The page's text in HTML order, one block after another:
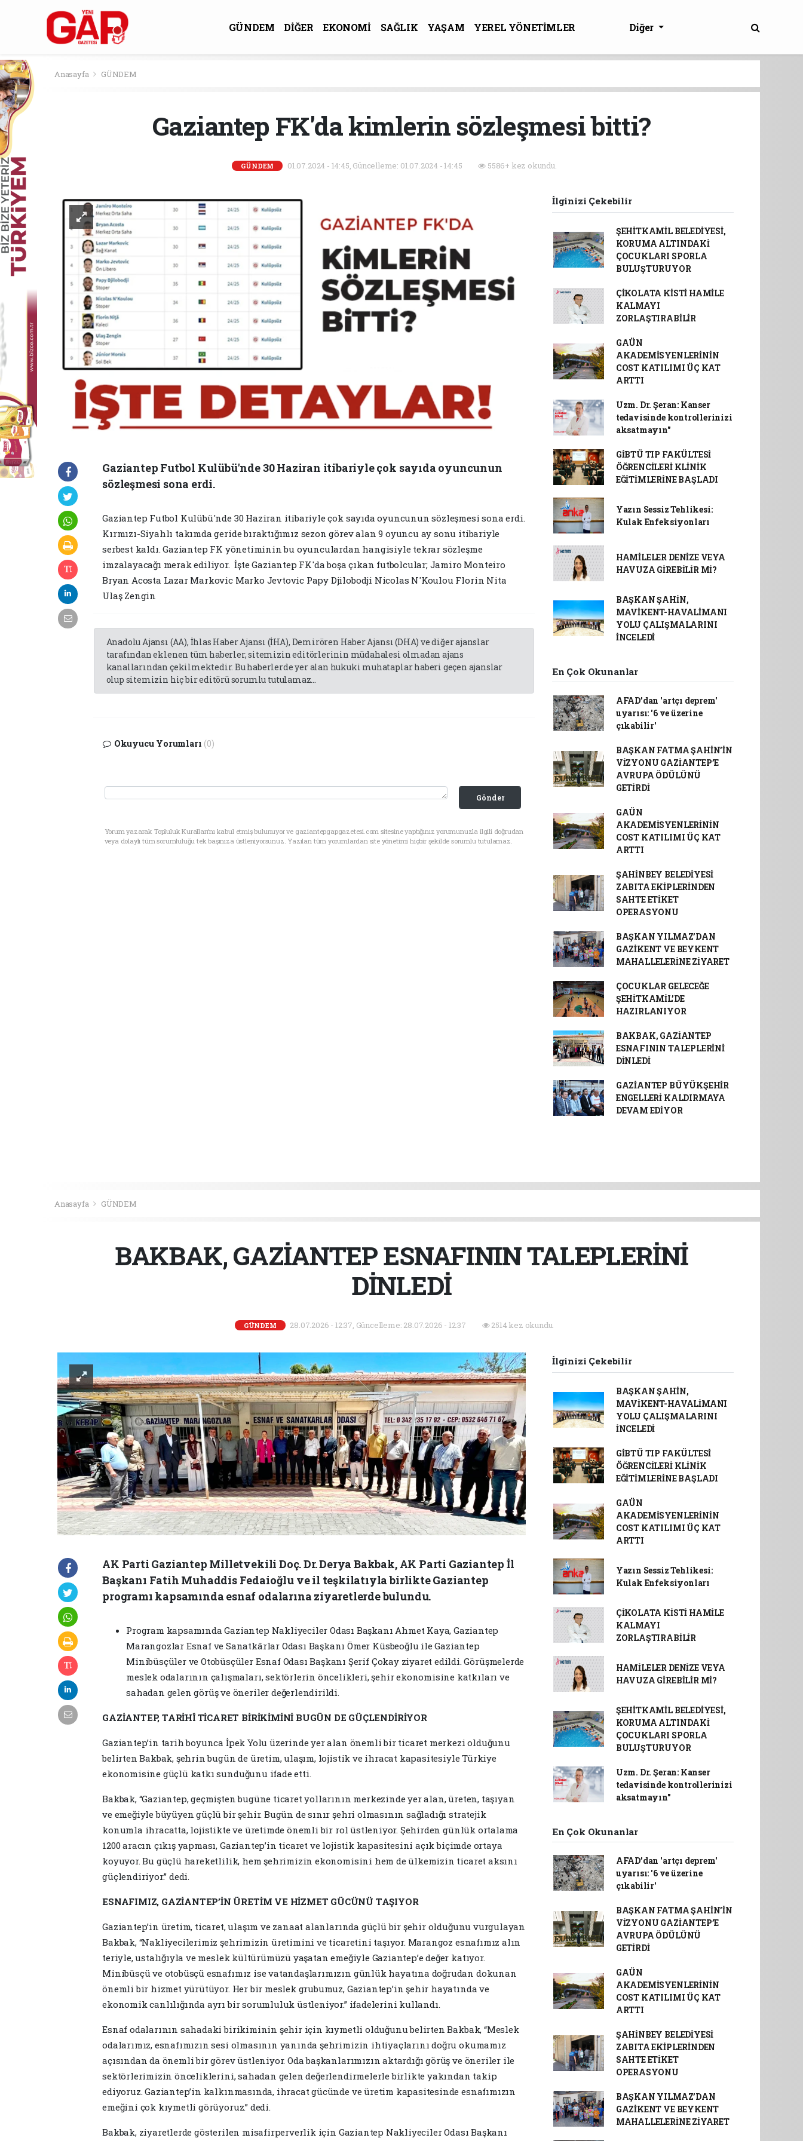
GÜNDEM DİĞER EKONOMİ SAĞLIK YAŞAM
YEREL YÖNETİMLER
Diğer
Anasayfa GÜNDEM
Gaziantep FK'da kimlerin sözleşmesi bitti?
GÜNDEM 01.07.2024 - 14:45, Güncelleme: 01.07.2024 - 14:45 5586+ kez okundu.
Gaziantep Futbol Kulübü'nde 30 Haziran itibariyle çok sayıda oyuncunun
sözleşmesi sona erdi.
Gaziantep Futbol Kulübü'nde 30 Haziran itibariyle çok sayıda oyuncunun sözleşmesi sona erdi.
Kırmızı-Siyahlı takımda geride bıraktığımız sezon görev alan 9 oyuncu ay sonu itibariyle
serbest kaldı. Gaziantep FK yönetiminin bu oyunculardan hangisiyle tekrar sözleşme
imzalayacağı merak ediliyor. İşte Gaziantep FK'da boşa çıkan futbolcular; Jamiro Monteiro
Bryan Acosta Lazar Markovic Marko Jevtovic Papy Djilobodji Nicolas N'Koulou Florin Nita
Ulaş Zengin
Anadolu Ajansı (AA), İhlas Haber Ajansı (İHA), Demirören Haber Ajansı (DHA) ve diğer ajanslar
tarafından eklenen tüm haberler, sitemizin editörlerinin müdahalesi olmadan ajans
kanallarından çekilmektedir. Bu haberlerde yer alan hukuki muhataplar haberi geçen ajanslar
olup sitemizin hiç bir editörü sorumlu tutulamaz...
Okuyucu Yorumları (0)
Gönder
Yorum yazarak Topluluk Kuralları’nı kabul etmiş bulunuyor ve gaziantepgapgazetesi.com sitesine yaptığınız yorumunuzla ilgili doğrudan
veya dolaylı tüm sorumluluğu tek başınıza üstleniyorsunuz. Yazılan tüm yorumlardan site yönetimi hiçbir şekilde sorumlu tutulamaz.
İlginizi Çekebilir
ŞEHİTKAMİL BELEDİYESİ,
KORUMA ALTINDAKİ
ÇOCUKLARI SPORLA
BULUŞTURUYOR
ÇİKOLATA KİSTİ HAMİLE
KALMAYI
ZORLAŞTIRABİLİR
GAÜN
AKADEMİSYENLERİNİN
COST KATILIMI ÜÇ KAT
ARTTI
Uzm. Dr. Şeran: Kanser
tedavisinde kontrollerinizi
aksatmayın"
GİBTÜ TIP FAKÜLTESİ
ÖĞRENCİLERİ KLİNİK
EĞİTİMLERİNE BAŞLADI
Yazın Sessiz Tehlikesi:
Kulak Enfeksiyonları
HAMİLELER DENİZE VEYA
HAVUZA GİREBİLİR Mİ?
BAŞKAN ŞAHİN,
MAVİKENT-HAVALİMANI
YOLU ÇALIŞMALARINI
İNCELEDİ
En Çok Okunanlar
AFAD’dan 'artçı deprem'
uyarısı: '6 ve üzerine
çıkabilir'
BAŞKAN FATMA ŞAHİN’İN
VİZYONU GAZİANTEP’E
AVRUPA ÖDÜLÜNÜ
GETİRDİ
GAÜN
AKADEMİSYENLERİNİN
COST KATILIMI ÜÇ KAT
ARTTI
ŞAHİNBEY BELEDİYESİ
ZABITA EKİPLERİNDEN
SAHTE ETİKET
OPERASYONU
BAŞKAN YILMAZ’DAN
GAZİKENT VE BEYKENT
MAHALLELERİNE ZİYARET
ÇOCUKLAR GELECEĞE
ŞEHİTKAMİL’DE
HAZIRLANIYOR
BAKBAK, GAZİANTEP
ESNAFININ TALEPLERİNİ
DİNLEDİ
GAZİANTEP BÜYÜKŞEHİR
ENGELLERİ KALDIRMAYA
DEVAM EDİYOR
Anasayfa GÜNDEM
BAKBAK, GAZİANTEP ESNAFININ TALEPLERİNİ
DİNLEDİ
GÜNDEM 28.07.2026 - 12:37, Güncelleme: 28.07.2026 - 12:37 2514 kez okundu.
AK Parti Gaziantep Milletvekili Doç. Dr. Derya Bakbak, AK Parti Gaziantep İl
Başkanı Fatih Muhaddis Fedaioğlu ve il teşkilatıyla birlikte Gaziantep
programı kapsamında esnaf odalarına ziyaretlerde bulundu.
Program kapsamında Gaziantep Nakliyeciler Odası Başkanı Ahmet Kaya, Gaziantep
Marangozlar Esnaf ve Sanatkârlar Odası Başkanı Ömer Küsbeoğlu ile Gaziantep
Minibüsçüler ve Otobüsçüler Esnaf Odası Başkanı Şerif Çokay ziyaret edildi. Görüşmelerde
meslek odalarının çalışmaları, sektörlerin öncelikleri, şehir ekonomisine katkıları ve
sahadan gelen görüş ve öneriler değerlendirildi.
GAZİANTEP, TARİHÎ TİCARET BİRİKİMİNİ BUGÜN DE GÜÇLENDİRİYOR
Gaziantep’in tarih boyunca İpek Yolu üzerinde yer alan önemli bir ticaret merkezi olduğunu
belirten Bakbak, şehrin bugün de üretim, ulaşım, lojistik ve ihracat kapasitesiyle Türkiye
ekonomisine güçlü katkı sunduğunu ifade etti.
Bakbak, “Gaziantep, geçmişten bugüne ticaret yollarının merkezinde yer alan, üreten, taşıyan
ve emeğiyle büyüyen güçlü bir şehir. Bugün de sınır şehri olmasının sağladığı stratejik
konumla ihracatta, lojistikte ve üretimde önemli bir rol üstleniyor. Şehirden günlük ortalama
1200 aracın çıkış yapması, Gaziantep’in ticaret ve lojistik kapasitesini açık biçimde ortaya
koyuyor. Bu güçlü hareketlilik, hem şehrimizin ekonomisini hem de ülkemizin ticaret aksını
güçlendiriyor.” dedi.
ESNAFIMIZ, GAZİANTEP’İN ÜRETİM VE HİZMET GÜCÜNÜ TAŞIYOR
Gaziantep’in üretim, ticaret, ulaşım ve zanaat alanlarında güçlü bir şehir olduğunu vurgulayan
Bakbak, “Nakliyecilerimiz şehrimizin üretimini ve ticaretini taşıyor. Marangoz esnafımız alın
teriyle, ustalığıyla ve meslek kültürümüzü yaşatan emeğiyle Gaziantep’e değer katıyor.
Minibüsçü ve otobüsçü esnafımız ise vatandaşlarımızın günlük hayatına doğrudan dokunan
önemli bir hizmet yürütüyor. Her bir meslek grubumuz, Gaziantep’in şehir hayatında ve
ekonomik canlılığında ayrı bir sorumluluk üstleniyor.” ifadelerini kullandı.
Esnaf odalarının sahadaki birikiminin şehir için kıymetli olduğunu belirten Bakbak, “Meslek
odalarımız, esnafımızın sesi olmasının yanında şehrimizin ihtiyaçlarını doğru okumamız
açısından da önemli bir görev üstleniyor. Oda başkanlarımızın aktardığı görüş ve öneriler ile
sektörlerimizin önceliklerini, sahadan gelen değerlendirmelerle birlikte yakından takip
ediyoruz. Gaziantep’in kalkınmasında, ihracat gücünde ve üretim kapasitesinde esnafımızın
emeğini çok kıymetli görüyoruz.” dedi.
Bakbak, ziyaretlerde gösterilen misafirperverlik için Gaziantep Nakliyeciler Odası Başkanı
İlginizi Çekebilir
BAŞKAN ŞAHİN,
MAVİKENT-HAVALİMANI
YOLU ÇALIŞMALARINI
İNCELEDİ
GİBTÜ TIP FAKÜLTESİ
ÖĞRENCİLERİ KLİNİK
EĞİTİMLERİNE BAŞLADI
GAÜN
AKADEMİSYENLERİNİN
COST KATILIMI ÜÇ KAT
ARTTI
Yazın Sessiz Tehlikesi:
Kulak Enfeksiyonları
ÇİKOLATA KİSTİ HAMİLE
KALMAYI
ZORLAŞTIRABİLİR
HAMİLELER DENİZE VEYA
HAVUZA GİREBİLİR Mİ?
ŞEHİTKAMİL BELEDİYESİ,
KORUMA ALTINDAKİ
ÇOCUKLARI SPORLA
BULUŞTURUYOR
Uzm. Dr. Şeran: Kanser
tedavisinde kontrollerinizi
aksatmayın"
En Çok Okunanlar
AFAD’dan 'artçı deprem'
uyarısı: '6 ve üzerine
çıkabilir'
BAŞKAN FATMA ŞAHİN’İN
VİZYONU GAZİANTEP’E
AVRUPA ÖDÜLÜNÜ
GETİRDİ
GAÜN
AKADEMİSYENLERİNİN
COST KATILIMI ÜÇ KAT
ARTTI
ŞAHİNBEY BELEDİYESİ
ZABITA EKİPLERİNDEN
SAHTE ETİKET
OPERASYONU
BAŞKAN YILMAZ’DAN
GAZİKENT VE BEYKENT
MAHALLELERİNE ZİYARET